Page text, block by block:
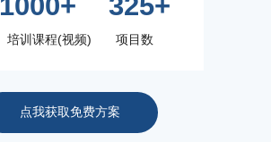
培训课程(视频) 项目数
点我获取免费方案